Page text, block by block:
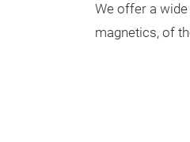
We offer a
magnetics, of